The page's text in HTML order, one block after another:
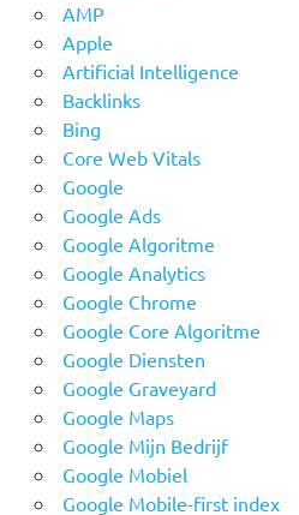
AMP
Apple
Artificial Intelligence
Backlinks
Bing
Core Web Vitals
Google
Google Ads
Google Algoritme
Google Analytics
Google Chrome
Google Core Algoritme
Google Diensten
Google Graveyard
Google Maps
Google Mijn Bedrijf
Google Mobiel
Google Mobile-first index